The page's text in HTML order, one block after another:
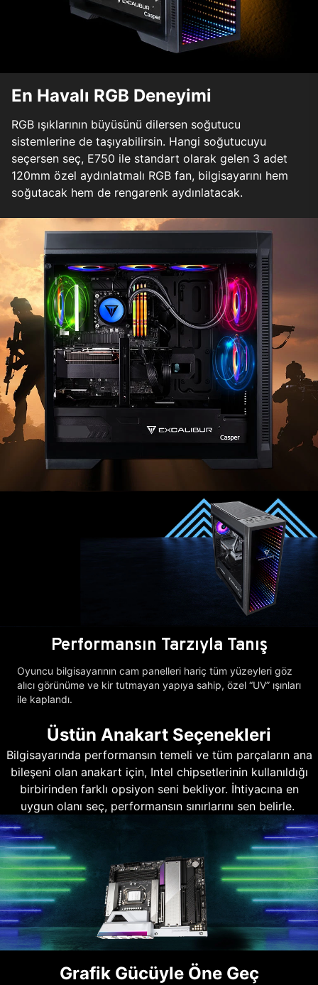
En Havalı RGB Deneyimi
RGB ışıklarının büyüsünü dilersen soğutucu
sistemlerine de taşıyabilirsin. Hangi soğutucuyu
seçersen seç, E750 ile standart olarak gelen 3 adet
120mm özel aydınlatmalı RGB fan, bilgisayarını hem
soğutacak hem de rengarenk aydınlatacak.
Performansın Tarzıyla Tanış
Oyuncu bilgisayarının cam panelleri hariç tüm yüzeyleri göz
alıcı görünüme ve kir tutmayan yapıya sahip, özel “UV” ışınları
ile kaplandı.
Üstün Anakart Seçenekleri
Bilgisayarında performansın temeli ve tüm parçaların ana
bileşeni olan anakart için, Intel chipsetlerinin kullanıldığı
birbirinden farklı opsiyon seni bekliyor. İhtiyacına en
uygun olanı seç, performansın sınırlarını sen belirle.
Grafik Gücüyle Öne Geç